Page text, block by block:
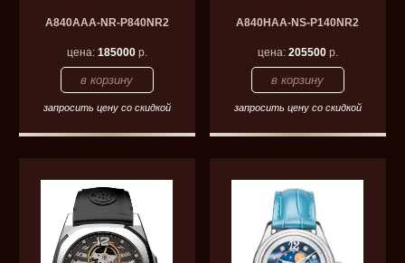
A840AAA-NR-P840NR2
цена: 185000р.
запросить цену со скидкой
A840HAA-NS-P140NR2
цена: 205500р.
запросить цену со скидкой